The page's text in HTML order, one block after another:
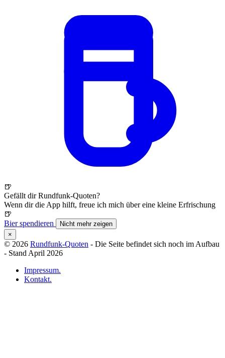
🍺
Gefällt dir Rundfunk-Quoten?
Wenn dir die App hilft, freue ich mich über eine kleine Erfrischung
🍺
Bier spendieren
Nicht mehr zeigen
×
© 2026 Rundfunk-Quoten - Die Seite befindet sich noch im Aufbau
- Stand April 2026
Impressum.
Kontakt.